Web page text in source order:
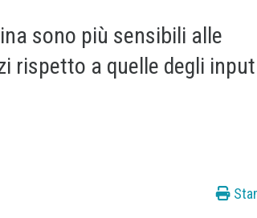
sono più sensibili alle
rispetto a quelle degli input